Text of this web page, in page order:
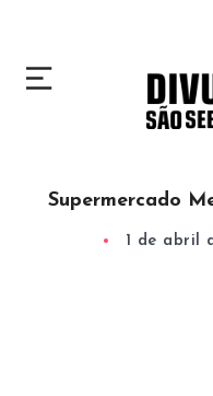
Supermercado
1 de abril